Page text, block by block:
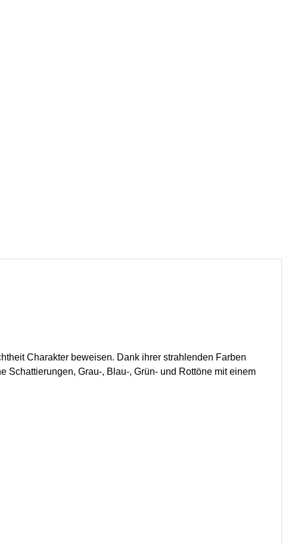
Charakter beweisen. Dank ihrer strahlenden Farben
Grau-, Blau-, Grün- und Rottöne mit einem